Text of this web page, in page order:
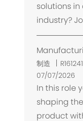
solutions
industry?
制造 R161241
07/07/2026
In this role
shaping
product